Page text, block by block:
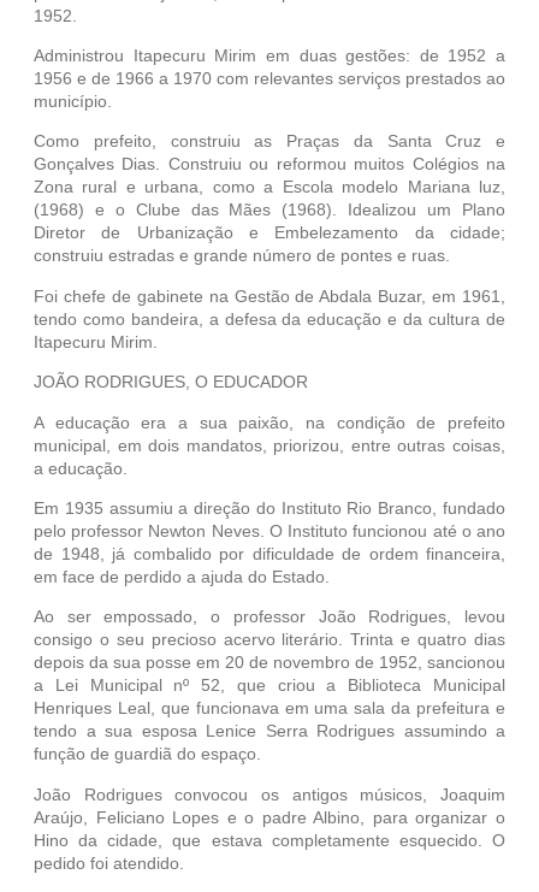
1952.
Administrou Itapecuru Mirim em duas gestões: de 1952 a
1956 e de 1966 a 1970 com relevantes serviços prestados ao
município.
Como prefeito, construiu as Praças da Santa Cruz e
Gonçalves Dias. Construiu ou reformou muitos Colégios na
Zona rural e urbana, como a Escola modelo Mariana luz,
(1968) e o Clube das Mães (1968). Idealizou um Plano
Diretor de Urbanização e Embelezamento da cidade;
construiu estradas e grande número de pontes e ruas.
Foi chefe de gabinete na Gestão de Abdala Buzar, em 1961,
tendo como bandeira, a defesa da educação e da cultura de
Itapecuru Mirim.
JOÃO RODRIGUES, O EDUCADOR
A educação era a sua paixão, na condição de prefeito
municipal, em dois mandatos, priorizou, entre outras coisas,
a educação.
Em 1935 assumiu a direção do Instituto Rio Branco, fundado
pelo professor Newton Neves. O Instituto funcionou até o ano
de 1948, já combalido por dificuldade de ordem financeira,
em face de perdido a ajuda do Estado.
Ao ser empossado, o professor João Rodrigues, levou
consigo o seu precioso acervo literário. Trinta e quatro dias
depois da sua posse em 20 de novembro de 1952, sancionou
a Lei Municipal nº 52, que criou a Biblioteca Municipal
Henriques Leal, que funcionava em uma sala da prefeitura e
tendo a sua esposa Lenice Serra Rodrigues assumindo a
função de guardiã do espaço.
João Rodrigues convocou os antigos músicos, Joaquim
Araújo, Feliciano Lopes e o padre Albino, para organizar o
Hino da cidade, que estava completamente esquecido. O
pedido foi atendido.